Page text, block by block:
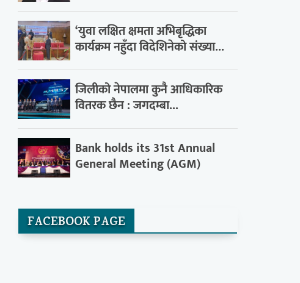
‘युवा लक्षित क्षमता अभिबृद्धिका
कार्यक्रम नहुँदा विदेशिनेको संख्या...
जिलीको नेपालमा कुनै आधिकारिक
वितरक छैन : जगदम्बा...
Bank holds its 31st Annual
General Meeting (AGM)
FACEBOOK PAGE